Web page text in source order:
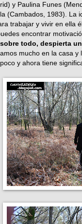
y Paulina Funes
(Cambados, 1983). La
trabajar y vivir en ella
encontrar
todo, despierta
mucho en la casa
y ahora tiene